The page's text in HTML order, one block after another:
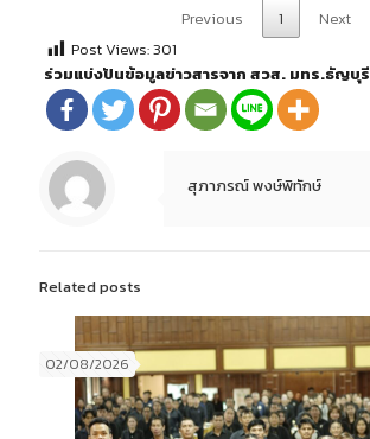
Previous 1
Next
Post Views:301
ร่วมแบ่งปันข้อมูลข่าวสารจาก สวส. มทร.ธัญบุรี
สุภาภรณ์ พงษ์พิทักษ์
Related posts
02/08/2026